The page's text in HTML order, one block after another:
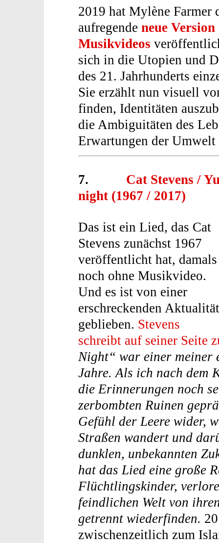
2019 hat Mylène Farmer
aufregende neue Version
Musikvideos
sich in die Utopien und
des 21. Jahrhunderts
Sie erzählt nun visuell
finden, Identitäten
die Ambiguitäten des
Erwartungen der Umwelt
7. Cat Stevens /
night (1967 / 2017)
Das ist ein Lied, das Cat
Stevens zunächst 1967
veröffentlicht hat, damals
noch ohne Musikvideo.
Und es ist von einer
erschreckenden Aktualität
geblieben. Stevens
schreibt auf seiner Seite
Night“ war einer meiner
Jahre. Als ich nach dem
die Erinnerungen noch
zerbombten Ruinen
Gefühl der Leere wider,
Straßen wandert und
dunklen, unbekannten
hat das Lied eine große
Flüchtlingskinder,
feindlichen Welt von
getrennt wiederfinden.
zwischenzeitlich zum